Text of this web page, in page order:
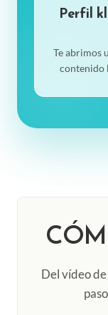
Perfil
Te abrimos
contenido
Del vídeo